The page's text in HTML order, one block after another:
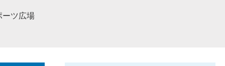
ーツ広場